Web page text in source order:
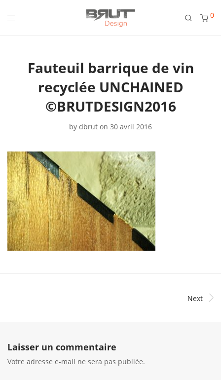
0
Fauteuil barrique de vin
recyclée UNCHAINED
©BRUTDESIGN2016
by dbrut on 30 avril 2016
Next
Laisser un commentaire
Votre adresse e-mail ne sera pas publiée.